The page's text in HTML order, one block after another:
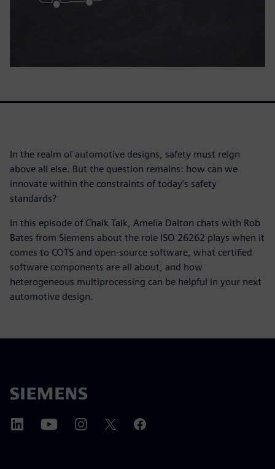
In the realm of automotive designs, safety must reign
above all else. But the question remains: how can we
innovate within the constraints of today’s safety
standards?
In this episode of Chalk Talk, Amelia Dalton chats with Rob
Bates from Siemens about the role ISO 26262 plays when it
comes to COTS and open-source software, what certified
software components are all about, and how
heterogeneous multiprocessing can be helpful in your next
automotive design.